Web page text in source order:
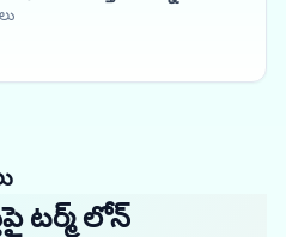
టర్మ్ లోన్